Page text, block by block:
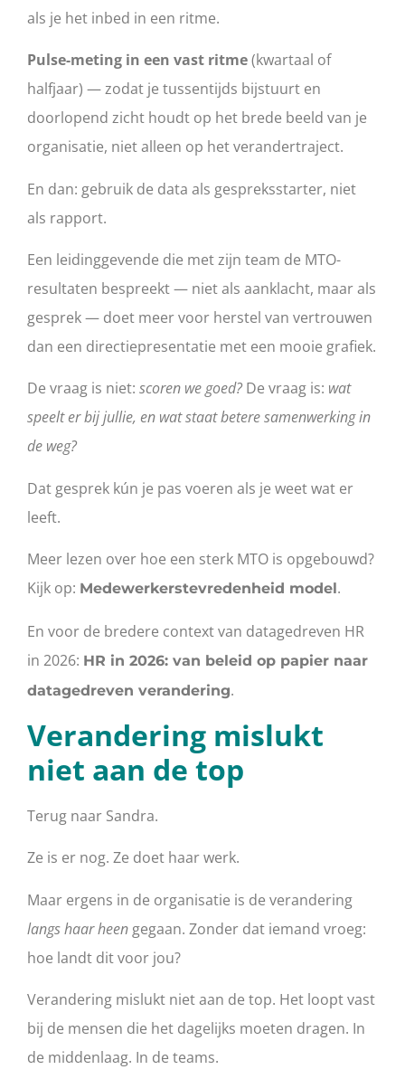
als je het inbed in een ritme.
Pulse-meting in een vast ritme(kwartaal of
halfjaar) — zodat je tussentijds bijstuurt en
doorlopend zicht houdt op het brede beeld van je
organisatie, niet alleen op het verandertraject.
En dan: gebruik de data als gespreksstarter, niet
als rapport.
Een leidinggevende die met zijn team de MTO-
resultaten bespreekt — niet als aanklacht, maar als
gesprek — doet meer voor herstel van vertrouwen
dan een directiepresentatie met een mooie grafiek.
De vraag is niet: scoren we goed? De vraag is: wat
speelt er bij jullie, en wat staat betere samenwerking in
de weg?
Dat gesprek kún je pas voeren als je weet wat er
leeft.
Meer lezen over hoe een sterk MTO is opgebouwd?
Kijk op: Medewerkerstevredenheid model .
En voor de bredere context van datagedreven HR
in 2026: HR in 2026: van beleid op papier naar
datagedreven verandering.
Verandering mislukt
niet aan de top
Terug naar Sandra.
Ze is er nog. Ze doet haar werk.
Maar ergens in de organisatie is de verandering
langs haar heen gegaan. Zonder dat iemand vroeg:
hoe landt dit voor jou?
Verandering mislukt niet aan de top. Het loopt vast
bij de mensen die het dagelijks moeten dragen. In
de middenlaag. In de teams.